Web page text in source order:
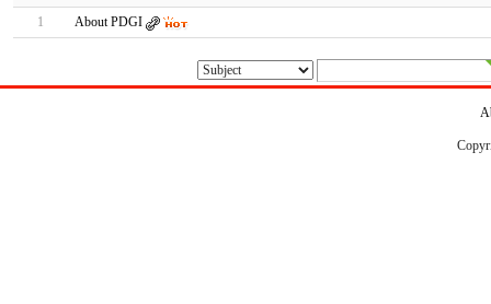
1
About PDGI